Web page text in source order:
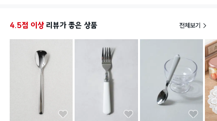
4.5점 이상 리뷰가 좋은 상품 전체보기